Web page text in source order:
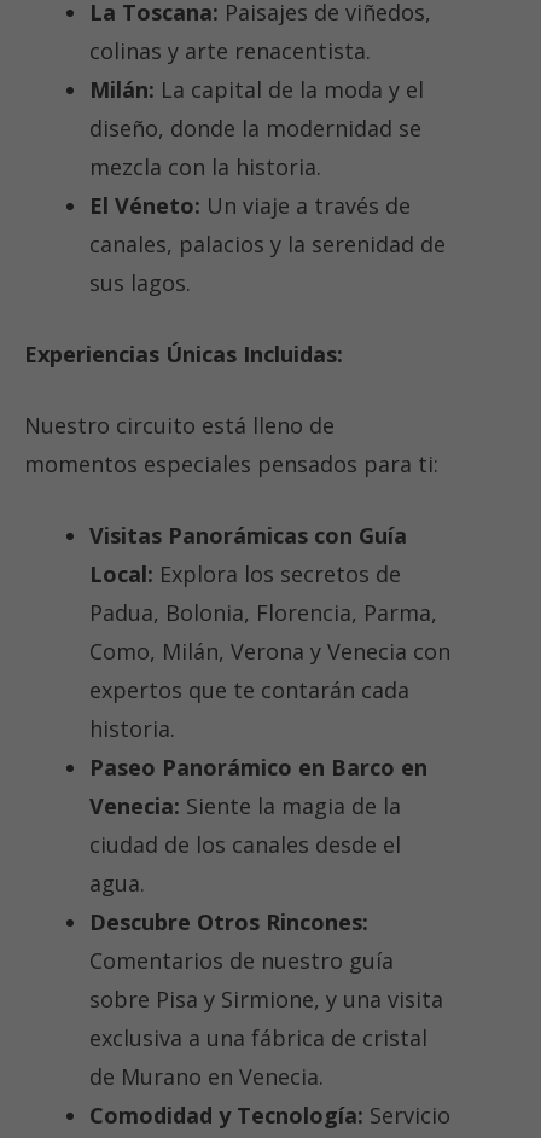
La Toscana: Paisajes de viñedos,
colinas y arte renacentista.
Milán: La capital de la moda y el
diseño, donde la modernidad se
mezcla con la historia.
El Véneto: Un viaje a través de
canales, palacios y la serenidad de
sus lagos.
Experiencias Únicas Incluidas:
Nuestro circuito está lleno de
momentos especiales pensados para ti:
Visitas Panorámicas con Guía
Local: Explora los secretos de
Padua, Bolonia, Florencia, Parma,
Como, Milán, Verona y Venecia con
expertos que te contarán cada
historia.
Paseo Panorámico en Barco en
Venecia: Siente la magia de la
ciudad de los canales desde el
agua.
Descubre Otros Rincones:
Comentarios de nuestro guía
sobre Pisa y Sirmione, y una visita
exclusiva a una fábrica de cristal
de Murano en Venecia.
Comodidad y Tecnología: Servicio